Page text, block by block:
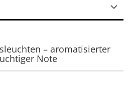
– aromatisierter
Note